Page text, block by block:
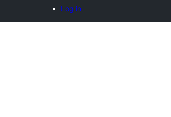
Log in